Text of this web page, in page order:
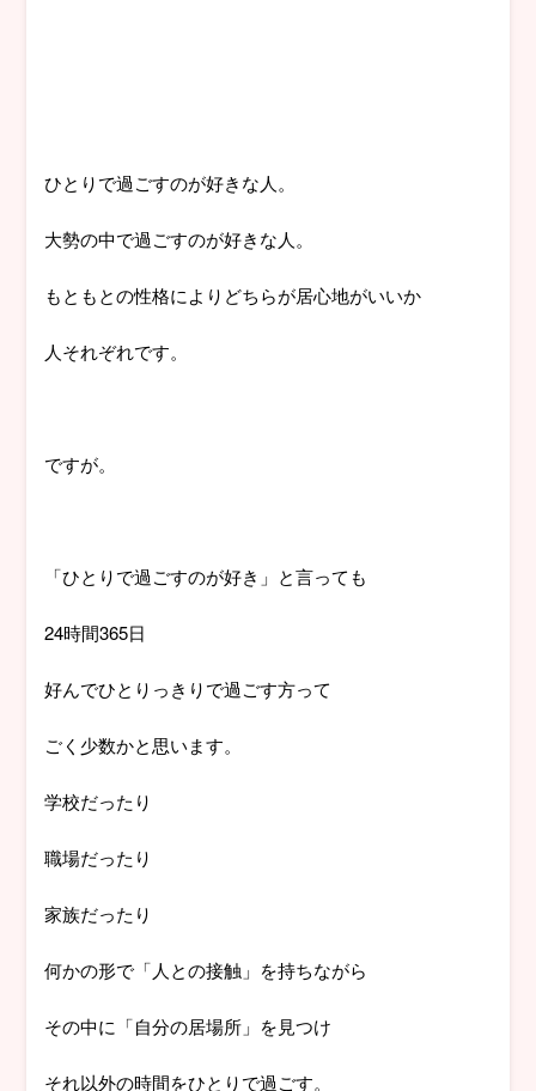
ひとりで過ごすのが好きな人。
大勢の中で過ごすのが好きな人。
もともとの性格によりどちらが居心地がいいか
人それぞれです。
ですが。
「ひとりで過ごすのが好き」と言っても
24時間365日
好んでひとりっきりで過ごす方って
ごく少数かと思います。
学校だったり
職場だったり
家族だったり
何かの形で「人との接触」を持ちながら
その中に「自分の居場所」を見つけ
それ以外の時間をひとりで過ごす。